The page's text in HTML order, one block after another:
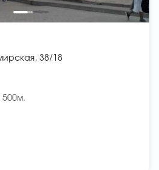
38/18
500м.